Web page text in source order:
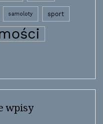
samoloty sport
wpisy